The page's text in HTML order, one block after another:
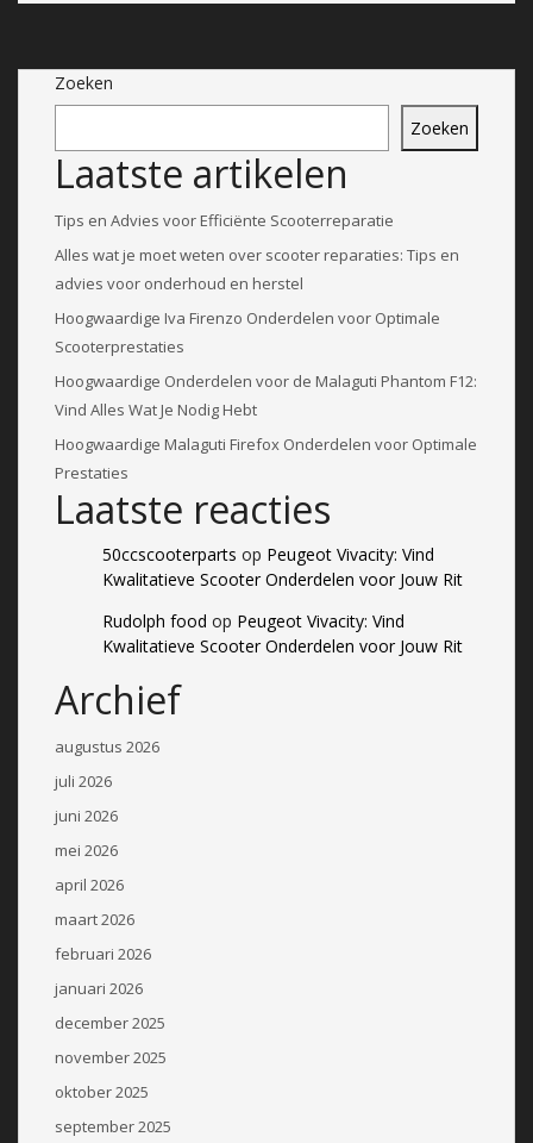
Zoeken
Zoeken
Laatste artikelen
Tips en Advies voor Efficiënte Scooterreparatie
Alles wat je moet weten over scooter reparaties: Tips en
advies voor onderhoud en herstel
Hoogwaardige Iva Firenzo Onderdelen voor Optimale
Scooterprestaties
Hoogwaardige Onderdelen voor de Malaguti Phantom F12:
Vind Alles Wat Je Nodig Hebt
Hoogwaardige Malaguti Firefox Onderdelen voor Optimale
Prestaties
Laatste reacties
50ccscooterparts op Peugeot Vivacity: Vind
Kwalitatieve Scooter Onderdelen voor Jouw Rit
Rudolph food op Peugeot Vivacity: Vind
Kwalitatieve Scooter Onderdelen voor Jouw Rit
Archief
augustus 2026
juli 2026
juni 2026
mei 2026
april 2026
maart 2026
februari 2026
januari 2026
december 2025
november 2025
oktober 2025
september 2025